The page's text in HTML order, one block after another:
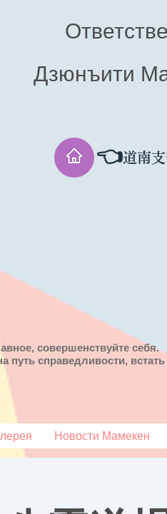
Дзюнъити
👈道南
совершенствуйте себя.
путь справедливости,
Новости Мамекен